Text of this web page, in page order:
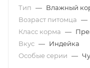
Тип — Влажный
Возраст питомца —
Класс корма —
Вкус — Индейка
Особые серии —